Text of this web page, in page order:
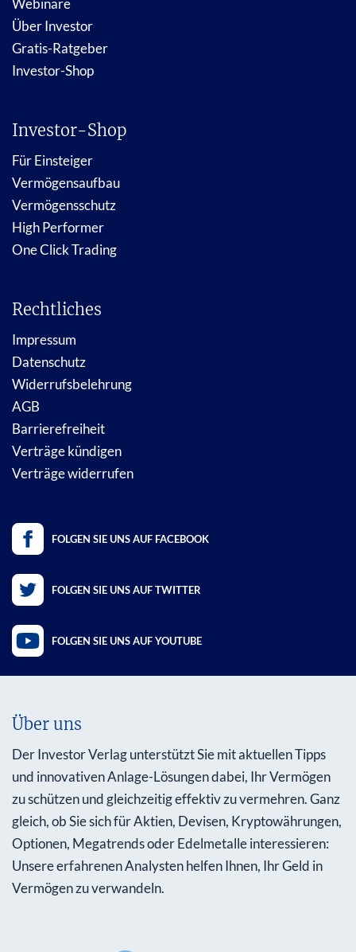
Webinare
Über Investor
Gratis-Ratgeber
Investor-Shop
Investor-Shop
Für Einsteiger
Vermögensaufbau
Vermögensschutz
High Performer
One Click Trading
Rechtliches
Impressum
Datenschutz
Widerrufsbelehrung
AGB
Barrierefreiheit
Verträge kündigen
Verträge widerrufen
FOLGEN SIE UNS AUF FACEBOOK
FOLGEN SIE UNS AUF TWITTER
FOLGEN SIE UNS AUF YOUTUBE
Über uns
Der Investor Verlag unterstützt Sie mit aktuellen Tipps
und innovativen Anlage-Lösungen dabei, Ihr Vermögen
zu schützen und gleichzeitig effektiv zu vermehren. Ganz
gleich, ob Sie sich für Aktien, Devisen, Kryptowährungen,
Optionen, Megatrends oder Edelmetalle interessieren:
Unsere erfahrenen Analysten helfen Ihnen, Ihr Geld in
Vermögen zu verwandeln.